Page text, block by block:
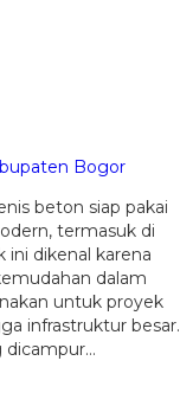
Bogor
beton siap pakai
termasuk di
ini dikenal karena
dalam
untuk proyek
infrastruktur besar.
dicampur…